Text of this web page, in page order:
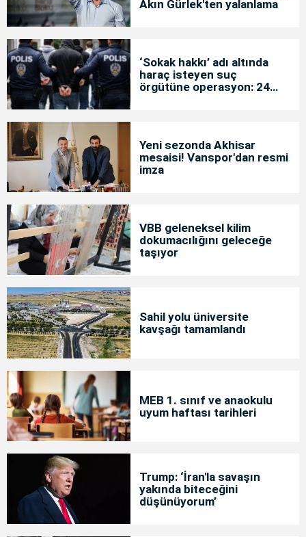
Akın Gürlek'ten yalanlama
‘Sokak hakkı’ adı altında
haraç isteyen suç
örgütüne operasyon: 24
Yeni sezonda Akhisar
mesaisi! Vanspor'dan resmi
imza
VBB geleneksel kilim
dokumacılığını geleceğe
taşıyor
Sahil yolu üniversite
kavşağı tamamlandı
MEB 1. sınıf ve anaokulu
uyum haftası tarihleri
Trump: ‘İran'la savaşın
yakında biteceğini
düşünüyorum’